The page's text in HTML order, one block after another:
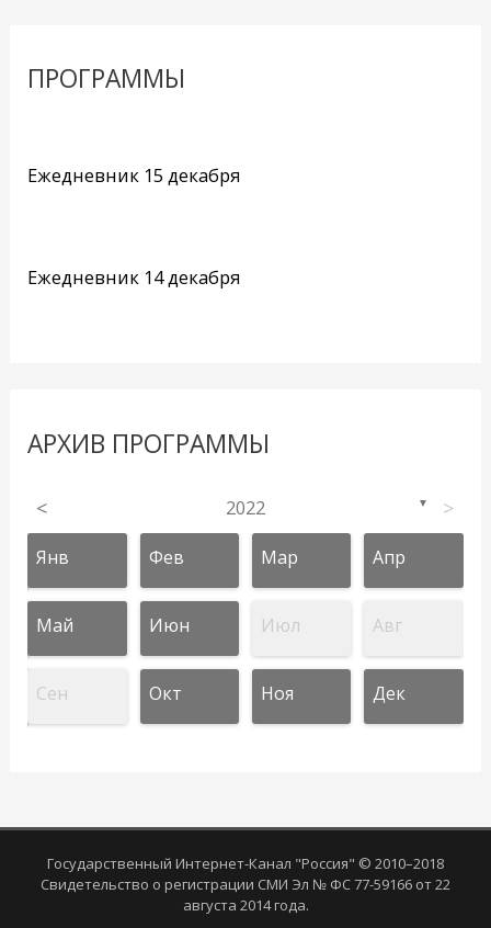
ПРОГРАММЫ
Ежедневник 15 декабря
Ежедневник 14 декабря
АРХИВ ПРОГРАММЫ
< 2022 ▼ >
Янв Фев Мар Апр
Май Июн Июл Авг
Сен Окт Ноя Дек
Государственный Интернет-Канал "Россия" © 2010–2018
Свидетельство о регистрации СМИ Эл № ФС 77-59166 от 22
августа 2014 года.